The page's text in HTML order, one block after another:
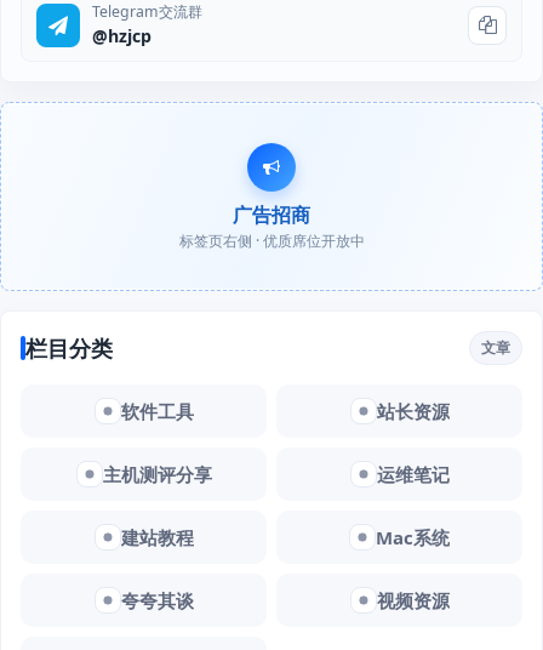
Telegram交流群
@hzjcp
广告招商
标签页右侧 · 优质席位开放中
栏目分类 文章
软件工具 站长资源
主机测评分享 运维笔记
建站教程 Mac系统
夸夸其谈 视频资源